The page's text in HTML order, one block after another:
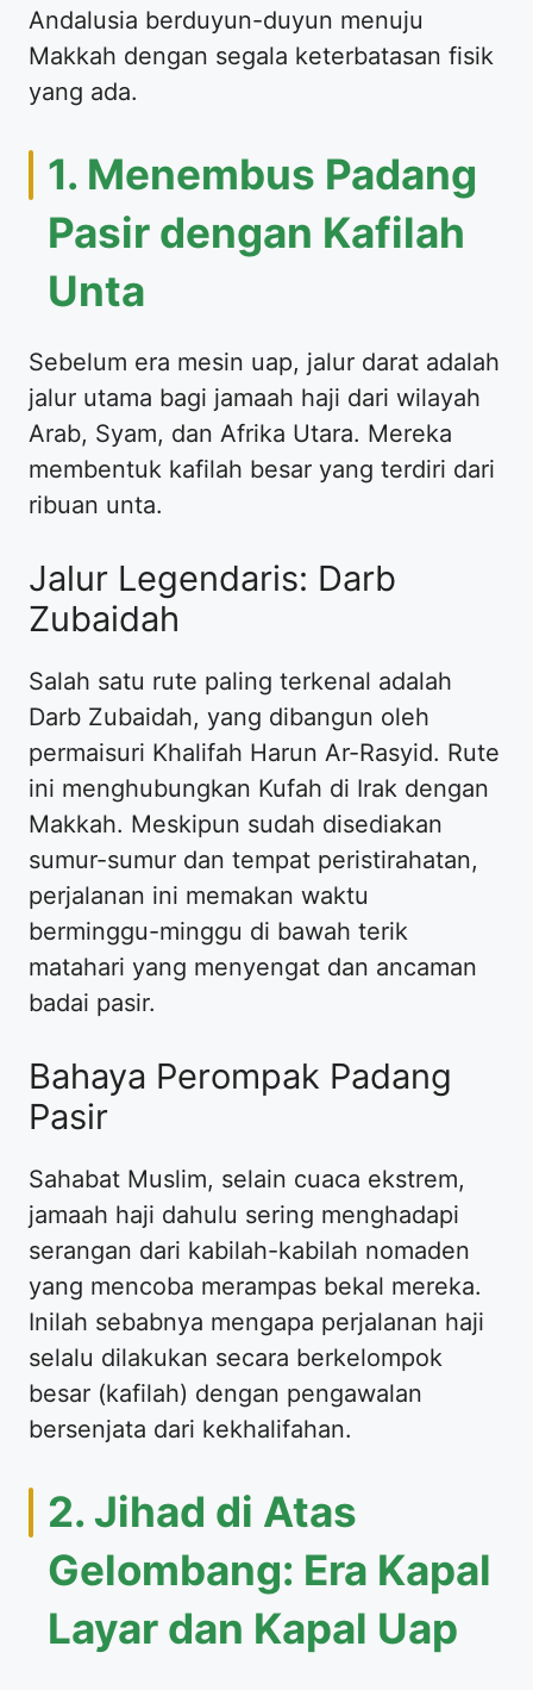
Andalusia berduyun-duyun menuju
Makkah dengan segala keterbatasan fisik
yang ada.
1. Menembus Padang
Pasir dengan Kafilah
Unta
Sebelum era mesin uap, jalur darat adalah
jalur utama bagi jamaah haji dari wilayah
Arab, Syam, dan Afrika Utara. Mereka
membentuk kafilah besar yang terdiri dari
ribuan unta.
Jalur Legendaris: Darb
Zubaidah
Salah satu rute paling terkenal adalah
Darb Zubaidah, yang dibangun oleh
permaisuri Khalifah Harun Ar-Rasyid. Rute
ini menghubungkan Kufah di Irak dengan
Makkah. Meskipun sudah disediakan
sumur-sumur dan tempat peristirahatan,
perjalanan ini memakan waktu
berminggu-minggu di bawah terik
matahari yang menyengat dan ancaman
badai pasir.
Bahaya Perompak Padang
Pasir
Sahabat Muslim, selain cuaca ekstrem,
jamaah haji dahulu sering menghadapi
serangan dari kabilah-kabilah nomaden
yang mencoba merampas bekal mereka.
Inilah sebabnya mengapa perjalanan haji
selalu dilakukan secara berkelompok
besar (kafilah) dengan pengawalan
bersenjata dari kekhalifahan.
2. Jihad di Atas
Gelombang: Era Kapal
Layar dan Kapal Uap